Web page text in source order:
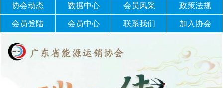
协会动态 数据中心 会员风采 政策法规
会员登陆 会员中心 联系我们 加入协会